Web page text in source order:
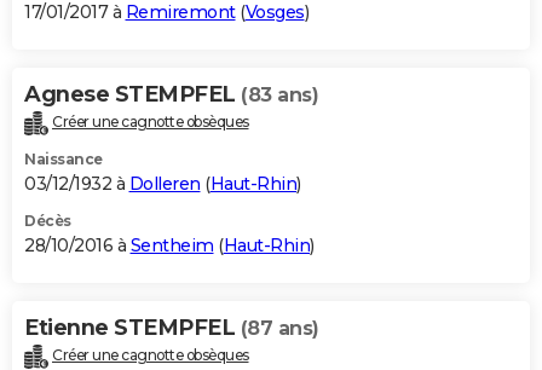
17/01/2017 à Remiremont(Vosges)
Agnese STEMPFEL (83 ans)
Créer une cagnotte obsèques
Naissance
03/12/1932 à Dolleren (Haut-Rhin)
Décès
28/10/2016 à Sentheim (Haut-Rhin)
Etienne STEMPFEL (87 ans)
Créer une cagnotte obsèques